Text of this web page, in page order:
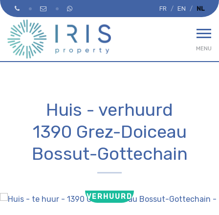
FR EN NL
MENU
Huis - verhuurd
1390 Grez-Doiceau
Bossut-Gottechain
VERHUURD